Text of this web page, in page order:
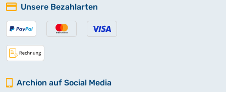
Unsere Bezahlarten
Archion auf Social Media